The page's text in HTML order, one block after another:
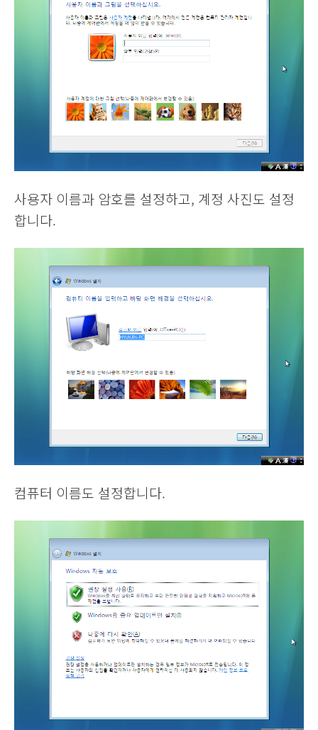
사용자 이름과 암호를 설정하고, 계정 사진도 설정
합니다.
컴퓨터 이름도 설정합니다.